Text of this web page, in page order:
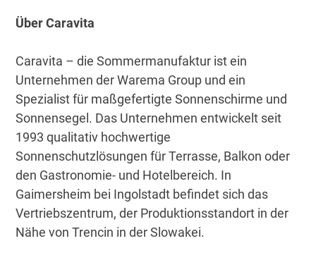
Über Caravita
Caravita – die Sommermanufaktur ist ein
Unternehmen der Warema Group und ein
Spezialist für maßgefertigte Sonnenschirme und
Sonnensegel. Das Unternehmen entwickelt seit
1993 qualitativ hochwertige
Sonnenschutzlösungen für Terrasse, Balkon oder
den Gastronomie- und Hotelbereich. In
Gaimersheim bei Ingolstadt befindet sich das
Vertriebszentrum, der Produktionsstandort in der
Nähe von Trencin in der Slowakei.